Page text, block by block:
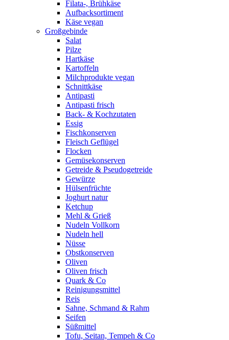
Filata-, Brühkäse
Aufbacksortiment
Käse vegan
Großgebinde
Salat
Pilze
Hartkäse
Kartoffeln
Milchprodukte vegan
Schnittkäse
Antipasti
Antipasti frisch
Back- & Kochzutaten
Essig
Fischkonserven
Fleisch Geflügel
Flocken
Gemüsekonserven
Getreide & Pseudogetreide
Gewürze
Hülsenfrüchte
Joghurt natur
Ketchup
Mehl & Grieß
Nudeln Vollkorn
Nudeln hell
Nüsse
Obstkonserven
Oliven
Oliven frisch
Quark & Co
Reinigungsmittel
Reis
Sahne, Schmand & Rahm
Seifen
Süßmittel
Tofu, Seitan, Tempeh & Co